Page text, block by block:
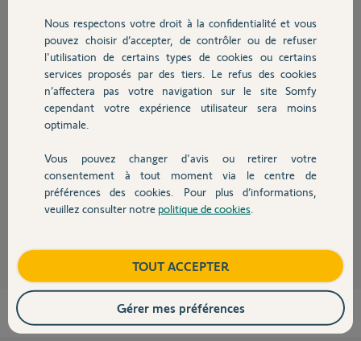
Chauffage
Autres produits
Devis avec un pro
Contact
Réponses
Bonjour Christian,
Le réglage du seuil de déclenchement des capteurs n'est effectivement
pas des plus précis. Mais pour des fortes valeurs d'ensoleillement, la
précision n'a pas vraiment d'intérêt. Suivant l'orientation et l'inclinaison
capteur est en plein soleil.
A partir de 20.000 Lux, on est sur que le capteur est en plein soleil et qu'il
Nous respectons votre droit à la confidentialité et vous
pouvez choisir d’accepter, de contrôler ou de refuser
l'utilisation de certains types de cookies ou certains
services proposés par des tiers. Le refus des cookies
n’affectera pas votre navigation sur le site Somfy
cependant votre expérience utilisateur sera moins
optimale.
Vous pouvez changer d'avis ou retirer votre
consentement à tout moment via le centre de
préférences des cookies. Pour plus d’informations,
veuillez consulter notre politique de cookies
TOUT ACCEPTER
Gérer mes préférences